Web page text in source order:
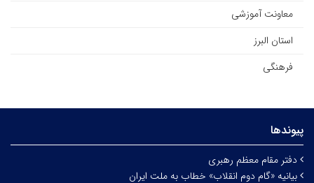
معاونت آموزشی
استان البرز
فرهنگی
پیوندها
دفتر مقام معظم رهبری
بیانیه «گام دوم انقلاب» خطاب به ملت ایران